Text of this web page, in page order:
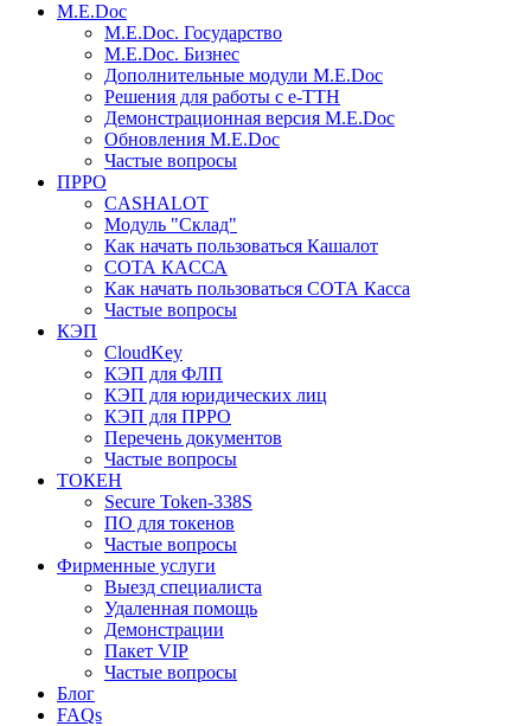
M.E.Doc
M.E.Doc. Государство
M.E.Doc. Бизнес
Дополнительные модули M.E.Doc
Решения для работы с е-ТТН
Демонстрационная версия M.E.Doc
Обновления M.E.Doc
Частые вопросы
ПРРО
CASHALOT
Модуль "Склад"
Как начать пользоваться Кашалот
СОТА КАCСА
Как начать пользоваться СОТА Касса
Частые вопросы
КЭП
CloudKey
КЭП для ФЛП
КЭП для юридических лиц
КЭП для ПРРО
Перечень документов
Частые вопросы
ТОКЕН
Secure Token-338S
ПО для токенов
Частые вопросы
Фирменные услуги
Выезд специалиста
Удаленная помощь
Демонстрации
Пакет VIP
Частые вопросы
Блог
FAQs